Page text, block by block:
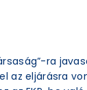
ra
az eljárásra